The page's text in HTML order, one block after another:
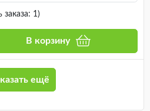
заказа: 1)
В корзину
ещё